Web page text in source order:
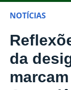
NOTÍCIAS
da